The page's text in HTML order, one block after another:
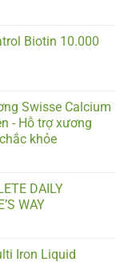
Biotin 10.000
Swisse Calcium
- Hỗ trợ xương
khỏe
DAILY
WAY
Iron Liquid